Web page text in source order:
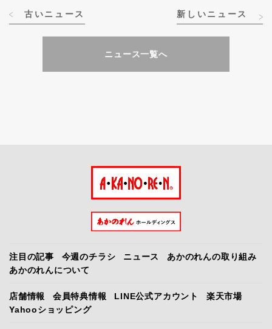
古いニュース
ニュース一覧へ
新しいニュース
注目の記事 今週のチラシ ニュース
あかのれんの取り組み
あかのれんについて
店舗情報 会員特典情報 LINE公式アカウント
楽天市場
Yahooショッピング